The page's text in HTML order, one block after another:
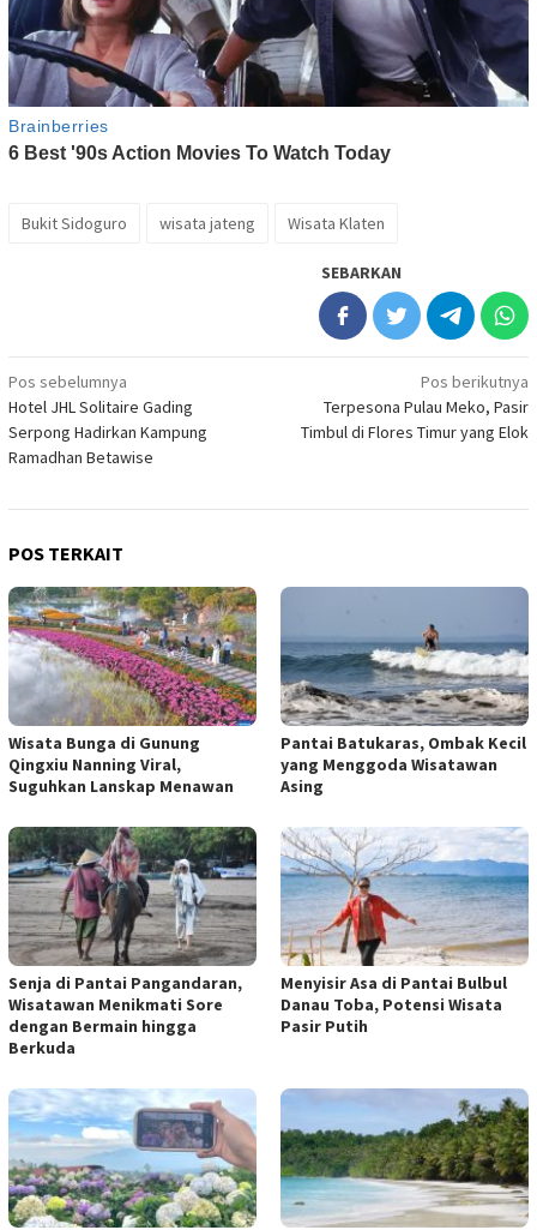
Bukit Sidoguro wisata jateng Wisata Klaten
SEBARKAN
Navigasi
pos
Pos sebelumnya
Hotel JHL Solitaire Gading
Serpong Hadirkan Kampung
Ramadhan Betawise
Pos berikutnya
Terpesona Pulau Meko, Pasir
Timbul di Flores Timur yang Elok
POS TERKAIT
Wisata Bunga di Gunung
Qingxiu Nanning Viral,
Suguhkan Lanskap Menawan
Pantai Batukaras, Ombak Kecil
yang Menggoda Wisatawan
Asing
Senja di Pantai Pangandaran,
Wisatawan Menikmati Sore
dengan Bermain hingga
Berkuda
Menyisir Asa di Pantai Bulbul
Danau Toba, Potensi Wisata
Pasir Putih